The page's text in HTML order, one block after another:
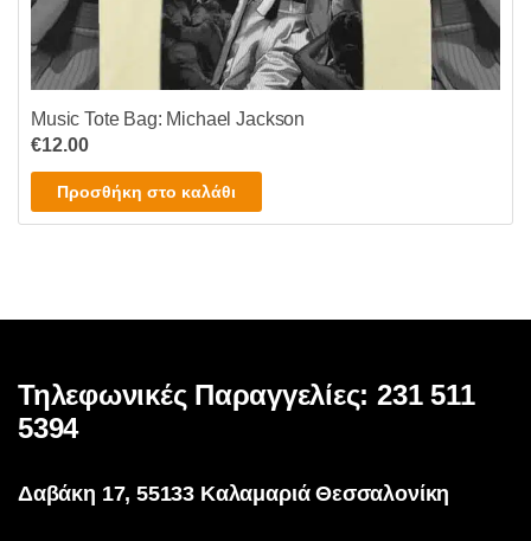
Music Tote Bag: Michael Jackson
€12.00
Προσθήκη στο καλάθι
Τηλεφωνικές Παραγγελίες: 231 511
5394
Δαβάκη 17, 55133 Καλαμαριά Θεσσαλονίκη